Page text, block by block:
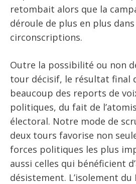
retombait alors que la
déroule de plus en plus dans
circonscriptions.
Outre la possibilité ou non
tour décisif, le résultat final
beaucoup des reports de
politiques, du fait de
électoral. Notre mode de
deux tours favorise non
forces politiques les plus
aussi celles qui bénéficient
désistement. L’isolement du